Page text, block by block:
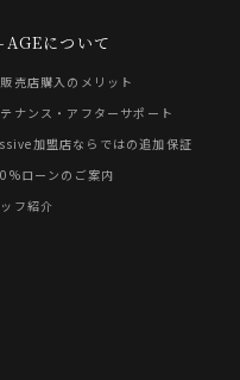
について
売店購入のメリット
ナンス・アフターサポート
加盟店ならではの追加保証
ローンのご案内
フ紹介